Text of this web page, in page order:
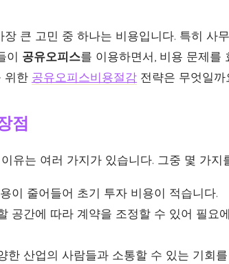
큰 고민 중 하나는 비용입니다. 특히 사
이 공유오피스를 이용하면서, 비용 문제를
위한 공유오피스비용절감 전략은 무엇일까
점
유는 여러 가지가 있습니다. 그중 몇 가지
이 줄어들어 초기 투자 비용이 적습니다.
공간에 따라 계약을 조정할 수 있어 필요
한 산업의 사람들과 소통할 수 있는 기회